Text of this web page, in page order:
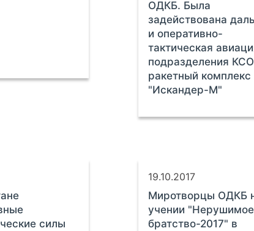
ОДКБ. Была
задействована
и оперативно-
тактическая
подразделения
ракетный комплекс
"Искандер-М"
силы
19.10.2017
Миротворцы ОДКБ
учении "Нерушимое
братство-2017" в